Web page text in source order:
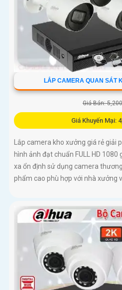
LẮP CAMERA QUAN SÁT
Giá Bán:
Giá Khuyến Mại:
Lắp camera kho xưởng giá rẻ giải
hình ảnh đạt chuẩn FULL HD
xa ổn định sử dụng camera
phẩm cao phù hợp với nhà xưởng